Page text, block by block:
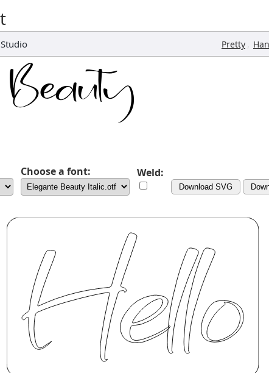
Pretty ,
Choose a font: Weld:
Download SVG